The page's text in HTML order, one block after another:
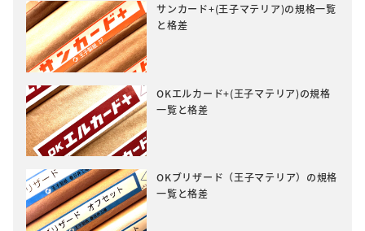
サンカード+(王子マテリア)の規格一覧
と格差
OKエルカード+(王子マテリア)の規格
一覧と格差
OKブリザード（王子マテリア）の規格
一覧と格差